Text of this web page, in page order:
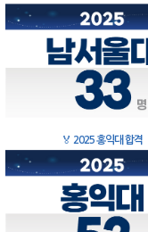
🏅 2025 홍익대 합격